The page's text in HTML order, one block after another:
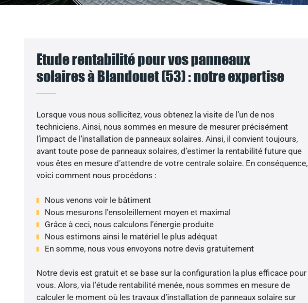
Etude rentabilité pour vos panneaux
solaires à Blandouet (53) : notre expertise
Lorsque vous nous sollicitez, vous obtenez la visite de l’un de nos
techniciens. Ainsi, nous sommes en mesure de mesurer précisément
l’impact de l’installation de panneaux solaires. Ainsi, il convient toujours,
avant toute pose de panneaux solaires, d’estimer la rentabilité future que
vous êtes en mesure d’attendre de votre centrale solaire. En conséquence,
voici comment nous procédons :
Nous venons voir le bâtiment
Nous mesurons l’ensoleillement moyen et maximal
Grâce à ceci, nous calculons l’énergie produite
Nous estimons ainsi le matériel le plus adéquat
En somme, nous vous envoyons notre devis gratuitement
Notre devis est gratuit et se base sur la configuration la plus efficace pour
vous. Alors, via l’étude rentabilité menée, nous sommes en mesure de
calculer le moment où les travaux d’installation de panneaux solaire sur